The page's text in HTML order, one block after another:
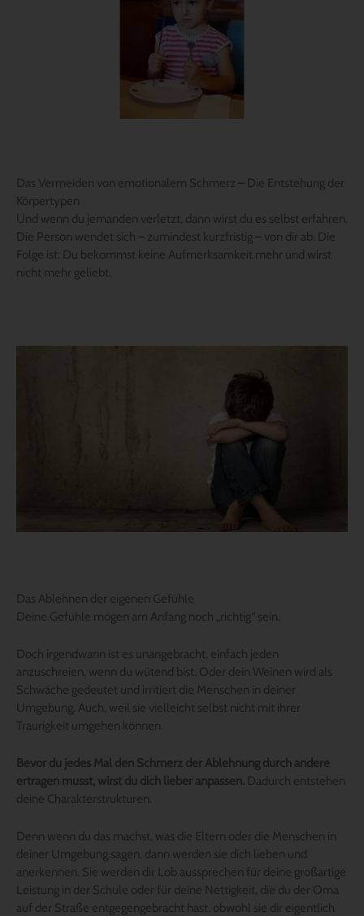
Das Vermeiden von emotionalem Schmerz – Die Entstehung der
Körpertypen
Und wenn du jemanden verletzt, dann wirst du es selbst erfahren.
Die Person wendet sich – zumindest kurzfristig – von dir ab. Die
Folge ist: Du bekommst keine Aufmerksamkeit mehr und wirst
nicht mehr geliebt.
Das Ablehnen der eigenen Gefühle
Deine Gefühle mögen am Anfang noch „richtig“ sein.
Doch irgendwann ist es unangebracht, einfach jeden
anzuschreien, wenn du wütend bist. Oder dein Weinen wird als
Schwäche gedeutet und irritiert die Menschen in deiner
Umgebung. Auch, weil sie vielleicht selbst nicht mit ihrer
Traurigkeit umgehen können.
Bevor du jedes Mal den Schmerz der Ablehnung durch andere
ertragen musst, wirst du dich lieber anpassen. Dadurch entstehen
deine Charakterstrukturen.
Denn wenn du das machst, was die Eltern oder die Menschen in
deiner Umgebung sagen, dann werden sie dich lieben und
anerkennen. Sie werden dir Lob aussprechen für deine großartige
Leistung in der Schule oder für deine Nettigkeit, die du der Oma
auf der Straße entgegengebracht hast, obwohl sie dir eigentlich